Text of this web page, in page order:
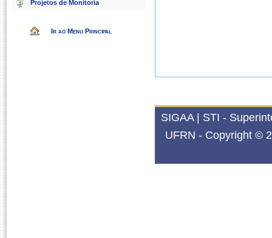
Projetos de Monitoria
Ir ao Menu Principal
SIGAA | STI -
UFRN - Copyright ©